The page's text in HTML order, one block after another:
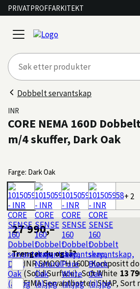
PRIVATPROFFARKITEKT
open
menu
Dobbelt servantskap
INR
CORE NEMA 160D
m/4 skuffer, Dark Oak
Farge: Dark Oak
+ 2
27 990,–
Trenger du også?
INRSMOOTH 160D Kompositt
(Solid Surface), Soft White 13
FIMAServantbatteri SNAP, Sort